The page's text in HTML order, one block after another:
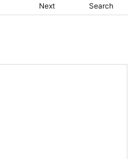
Next Search